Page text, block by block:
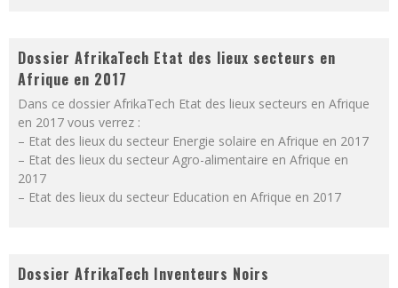
Dossier AfrikaTech Etat des lieux secteurs en
Afrique en 2017
Dans ce dossier AfrikaTech Etat des lieux secteurs en Afrique
en 2017 vous verrez :
– Etat des lieux du secteur Energie solaire en Afrique en 2017
– Etat des lieux du secteur Agro-alimentaire en Afrique en
2017
– Etat des lieux du secteur Education en Afrique en 2017
Dossier AfrikaTech Inventeurs Noirs